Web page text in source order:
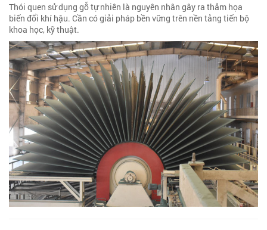
Thói quen sử dụng gỗ tự nhiên là nguyên nhân gây ra thảm họa
biến đổi khí hậu. Cần có giải pháp bền vững trên nền tảng tiến bộ
khoa học, kỹ thuật.